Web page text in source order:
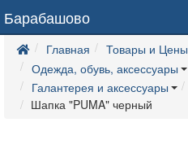
Барабашово
Главная
Товары и Цены
Одежда, обувь, аксессуары
Галантерея и аксессуары
Шапка "PUMA" черный